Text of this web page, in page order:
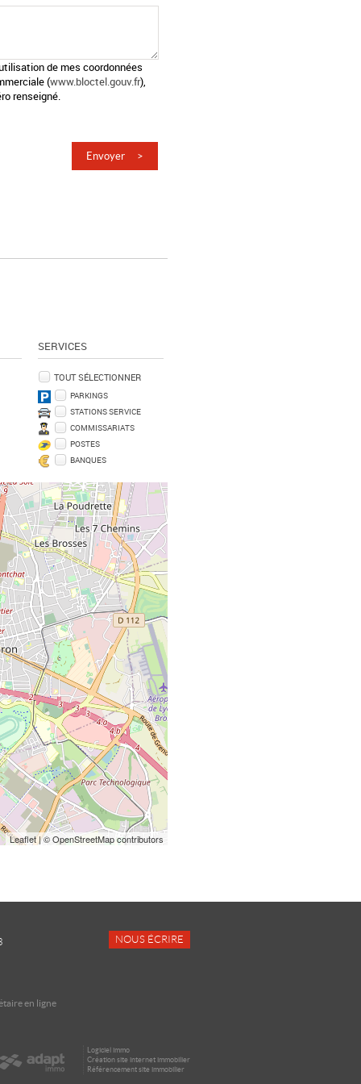
de mes coordonnées
(www.bloctel.gouv.fr),
renseigné.
SERVICES
TOUT SÉLECTIONNER
PARKINGS
STATIONS SERVICE
COMMISSARIATS
POSTES
BANQUES
Leaflet| © OpenStreetMap contributors
NOUS ÉCRIRE
en ligne
Logiciel immo
Création site internet immobilier
Référencement site immobilier